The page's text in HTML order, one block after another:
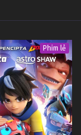
Phim lẻ